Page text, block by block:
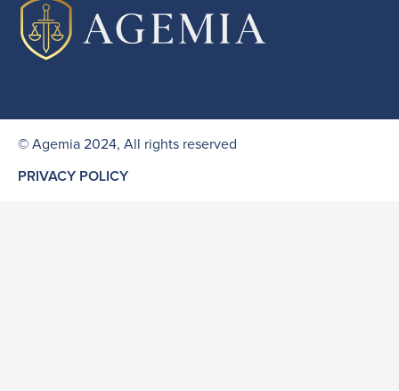
© Agemia 2024, All rights reserved
PRIVACY POLICY